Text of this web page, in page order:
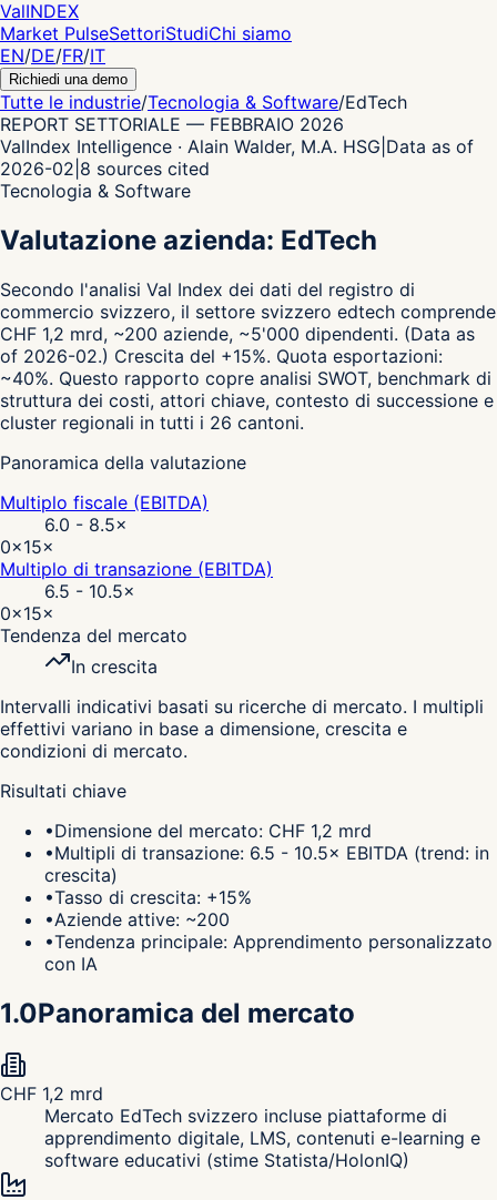
ValINDEX
Market PulseSettoriStudiChi siamo
EN/DE/FR/IT
Richiedi una demo
Tutte le industrie/Tecnologia & Software/EdTech
REPORT SETTORIALE — FEBBRAIO 2026
ValIndex Intelligence · Alain Walder, M.A. HSG Data as of
2026-02 8 sources cited
Tecnologia & Software
Valutazione azienda: EdTech
Secondo l'analisi Val Index dei dati del registro di
commercio svizzero, il settore svizzero edtech comprende
CHF 1,2 mrd, ~200 aziende, ~5'000 dipendenti. (Data as
of 2026-02.) Crescita del +15%. Quota esportazioni:
~40%. Questo rapporto copre analisi SWOT, benchmark di
struttura dei costi, attori chiave, contesto di successione e
cluster regionali in tutti i 26 cantoni.
Panoramica della valutazione
Multiplo fiscale (EBITDA)
6.0 - 8.5×
0×15×
Multiplo di transazione (EBITDA)
6.5 - 10.5×
0×15×
Tendenza del mercato
In crescita
Intervalli indicativi basati su ricerche di mercato. I multipli
effettivi variano in base a dimensione, crescita e
condizioni di mercato.
Risultati chiave
•Dimensione del mercato: CHF 1,2 mrd
•Multipli di transazione: 6.5 - 10.5× EBITDA (trend: in
crescita)
•Tasso di crescita: +15%
•Aziende attive: ~200
•Tendenza principale: Apprendimento personalizzato
con IA
1.0Panoramica del mercato
CHF 1,2 mrd
Mercato EdTech svizzero incluse piattaforme di
apprendimento digitale, LMS, contenuti e-learning e
software educativi (stime Statista/HolonIQ)